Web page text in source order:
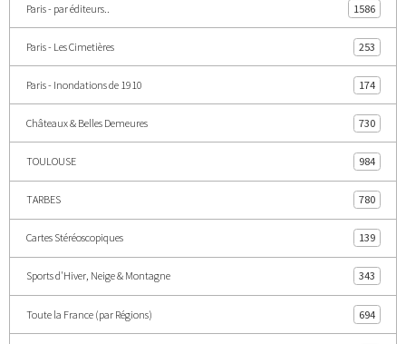
Paris - par éditeurs.. 1586
Paris - Les Cimetières 253
Paris - Inondations de 1910 174
Châteaux & Belles Demeures 730
TOULOUSE 984
TARBES 780
Cartes Stéréoscopiques 139
Sports d'Hiver, Neige & Montagne 343
Toute la France (par Régions) 694